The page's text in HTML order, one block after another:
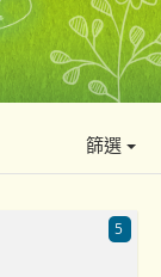
篩選
5